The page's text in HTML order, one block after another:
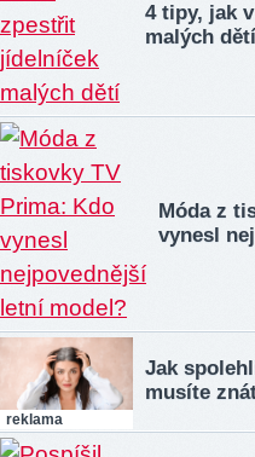
4 tipy, jak
malých dětí
Móda z
vynesl
reklama
Jak
musíte